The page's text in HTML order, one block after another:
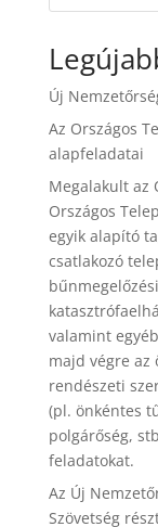
Új
Az Országos
alapfeladatai
Megalakult az
Országos
egyik alapító
csatlakozó
valamint
majd végre az
rendészeti
(pl. önkéntes
polgárőség,
feladatokat.
Az Új
Szövetség